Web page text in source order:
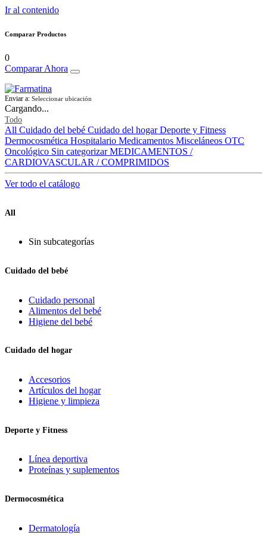
Ir al contenido
Comparar Productos
0
Comparar Ahora
Enviar a: Seleccionar ubicación
Cargando...
Todo
All Cuidado del bebé Cuidado del hogar Deporte y Fitness
Dermocosmética Hospitalario Medicamentos Misceláneos OTC
Oncológico Sin categorizar MEDICAMENTOS /
CARDIOVASCULAR / COMPRIMIDOS
Ver todo el catálogo
All
Sin subcategorías
Cuidado del bebé
Cuidado personal
Alimentos del bebé
Higiene del bebé
Cuidado del hogar
Accesorios
Artículos del hogar
Higiene y limpieza
Deporte y Fitness
Línea deportiva
Proteínas y suplementos
Dermocosmética
Dermatología